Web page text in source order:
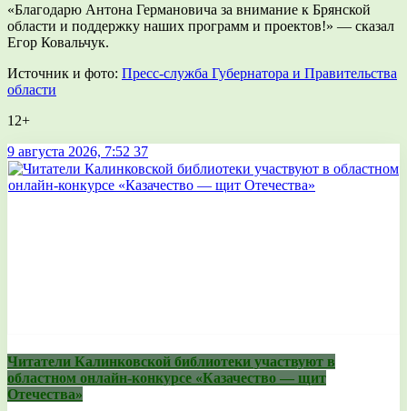
«Благодарю Антона Германовича за внимание к Брянской
области и поддержку наших программ и проектов!» — сказал
Егор Ковальчук.
Источник и фото: Пресс-служба Губернатора и Правительства
области
12+
9 августа 2026, 7:52 37
Читатели Калинковской библиотеки участвуют в
областном онлайн-конкурсе «Казачество — щит
Отечества»